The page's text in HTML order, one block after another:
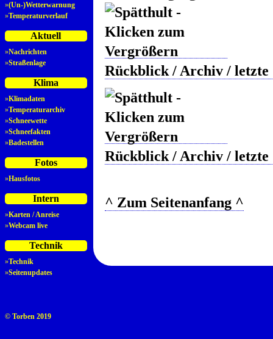
»(Un-)Wetterwarnung
»Temperaturverlauf
Aktuell
»Nachrichten
»Straßenlage
Klima
»Klimadaten
»Temperaturarchiv
»Schneewette
»Schneefakten
»Badestellen
Fotos
»Hausfotos
Intern
»Karten / Anreise
»Webcam live
Technik
»Technik
»Seitenupdates
© Torben 2019
Rückblick / Archiv / letzte
Rückblick / Archiv / letzte
^ Zum Seitenanfang ^